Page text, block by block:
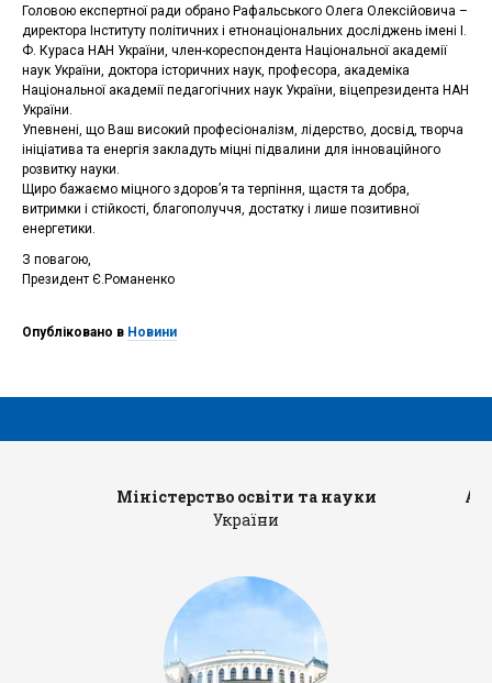
Головою експертної ради обрано Рафальського Олега Олексійовича –
директора Інституту політичних і етнонаціональних досліджень імені І.
Ф. Кураса НАН України, член-кореспондента Національної академії
наук України, доктора історичних наук, професора, академіка
Національної академії педагогічних наук України, віцепрезидента НАН
України.
Упевнені, що Ваш високий професіоналізм, лідерство, досвід, творча
ініціатива та енергія закладуть міцні підвалини для інноваційного
розвитку науки.
Щиро бажаємо міцного здоров’я та терпіння, щастя та добра,
витримки і стійкості, благополуччя, достатку і лише позитивної
енергетики.
З повагою,
Президент Є.Романенко
Опубліковано в Новини
Міністерство освіти та науки
України